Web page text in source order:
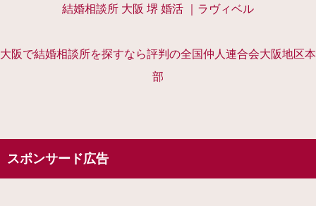
結婚相談所 大阪 堺 婚活 ｜ラヴィベル
大阪で結婚相談所を探すなら評判の全国仲人連合会大阪地区本
部
スポンサード広告